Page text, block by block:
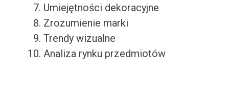
Umiejętności dekoracyjne
Zrozumienie marki
Trendy wizualne
Analiza rynku przedmiotów